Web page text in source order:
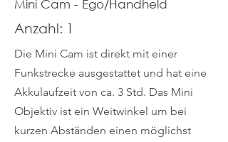
Mini Cam - Ego/Handheld
Anzahl: 1
Die Mini Cam ist direkt mit einer
Funkstrecke ausgestattet und hat eine
Akkulaufzeit von ca. 3 Std. Das Mini
Objektiv ist ein Weitwinkel um bei
kurzen Abständen einen möglichst